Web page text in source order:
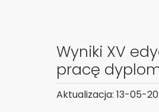
Wyniki XV
pracę
Aktualizacja: 13-05-